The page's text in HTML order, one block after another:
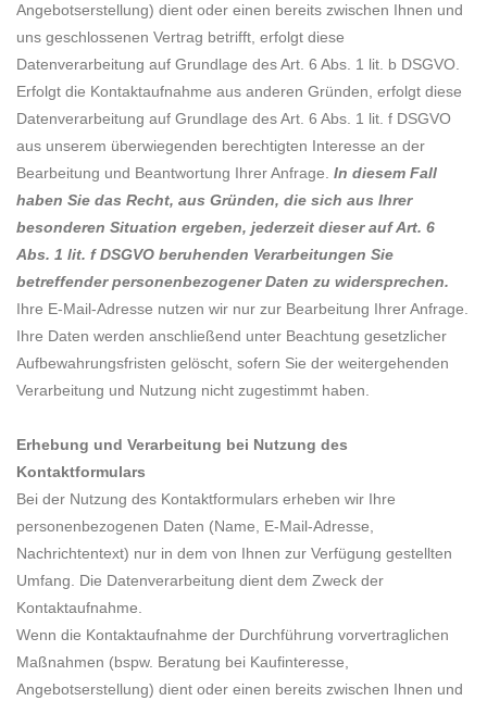
Angebotserstellung) dient oder einen bereits zwischen Ihnen und
uns geschlossenen Vertrag betrifft, erfolgt diese
Datenverarbeitung auf Grundlage des Art. 6 Abs. 1 lit. b DSGVO.
Erfolgt die Kontaktaufnahme aus anderen Gründen, erfolgt diese
Datenverarbeitung auf Grundlage des Art. 6 Abs. 1 lit. f DSGVO
aus unserem überwiegenden berechtigten Interesse an der
Bearbeitung und Beantwortung Ihrer Anfrage. In diesem Fall
haben Sie das Recht, aus Gründen, die sich aus Ihrer
besonderen Situation ergeben, jederzeit dieser auf Art. 6
Abs. 1 lit. f DSGVO beruhenden Verarbeitungen Sie
betreffender personenbezogener Daten zu widersprechen.
Ihre E-Mail-Adresse nutzen wir nur zur Bearbeitung Ihrer Anfrage.
Ihre Daten werden anschließend unter Beachtung gesetzlicher
Aufbewahrungsfristen gelöscht, sofern Sie der weitergehenden
Verarbeitung und Nutzung nicht zugestimmt haben.
Erhebung und Verarbeitung bei Nutzung des
Kontaktformulars
Bei der Nutzung des Kontaktformulars erheben wir Ihre
personenbezogenen Daten (Name, E-Mail-Adresse,
Nachrichtentext) nur in dem von Ihnen zur Verfügung gestellten
Umfang. Die Datenverarbeitung dient dem Zweck der
Kontaktaufnahme.
Wenn die Kontaktaufnahme der Durchführung vorvertraglichen
Maßnahmen (bspw. Beratung bei Kaufinteresse,
Angebotserstellung) dient oder einen bereits zwischen Ihnen und